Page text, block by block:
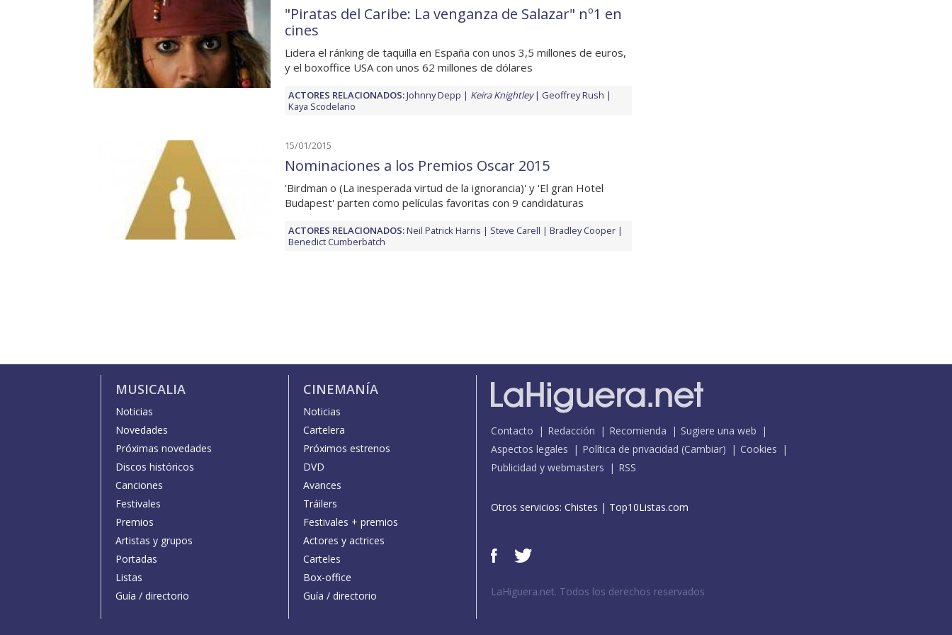
"Piratas del Caribe: La venganza de Salazar" nº1 en
cines
Lidera el ránking de taquilla en España con unos 3,5 millones de euros,
y el boxoffice USA con unos 62 millones de dólares
ACTORES RELACIONADOS:Johnny Depp Keira Knightley
Geoffrey Rush
Kaya Scodelario
15/01/2015
Nominaciones a los Premios Oscar 2015
'Birdman o (La inesperada virtud de la ignorancia)' y 'El gran Hotel
Budapest' parten como películas favoritas con 9 candidaturas
ACTORES RELACIONADOS:Neil Patrick Harris Steve Carell
Bradley Cooper
Benedict Cumberbatch
MUSICALIA
Noticias
Novedades
Próximas novedades
Discos históricos
Canciones
Festivales
Premios
Artistas y grupos
Portadas
Listas
Guía / directorio
CINEMANÍA
Noticias
Cartelera
Próximos estrenos
DVD
Avances
Tráilers
Festivales + premios
Actores y actrices
Carteles
Box-office
Guía / directorio
Contacto Redacción Recomienda
Sugiere una web
Aspectos legales
Política de privacidad (Cambiar)
Cookies
Publicidad y webmasters
RSS
Otros servicios: Chistes | Top10Listas.com
LaHiguera.net. Todos los derechos reservados